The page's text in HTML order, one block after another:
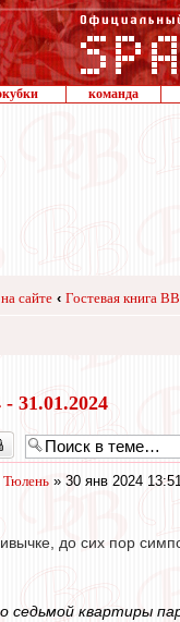
команда
сайте ‹ Гостевая книга ВВ
- 31.01.2024
» 30 янв 2024 13:51
до сих пор
седьмой квартиры